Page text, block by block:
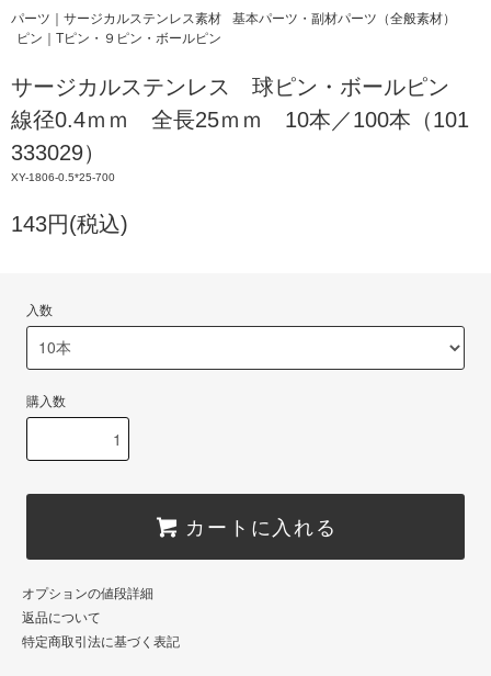
パーツ｜サージカルステンレス素材
基本パーツ・副材パーツ（全般素材）
ピン｜Tピン・９ピン・ボールピン
サージカルステンレス 球ピン・ボールピン
線径0.4ｍｍ 全長25ｍｍ 10本／100本（101
333029）
XY-1806-0.5*25-700
143円(税込)
入数
購入数
カートに入れる
オプションの値段詳細
返品について
特定商取引法に基づく表記